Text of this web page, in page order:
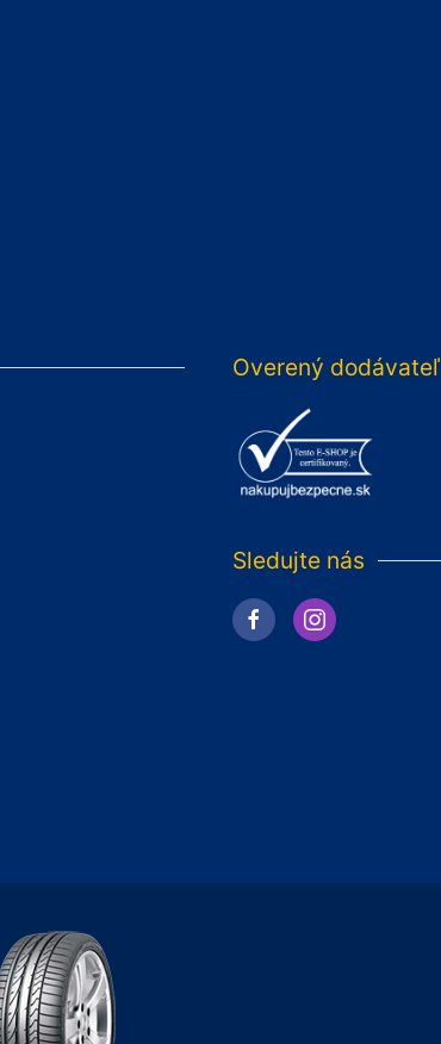
Overený dodávateľ
Sledujte nás